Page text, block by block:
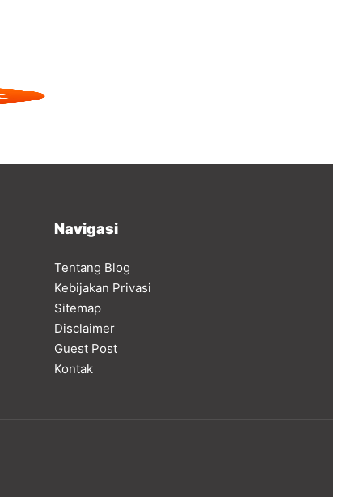
Navigasi
Tentang Blog
Kebijakan Privasi
Sitemap
Disclaimer
Guest Post
Kontak